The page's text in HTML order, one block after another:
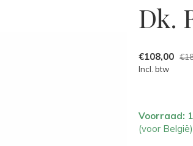
Dk.
€108,00
Incl. btw
Voorraad: 1
(voor